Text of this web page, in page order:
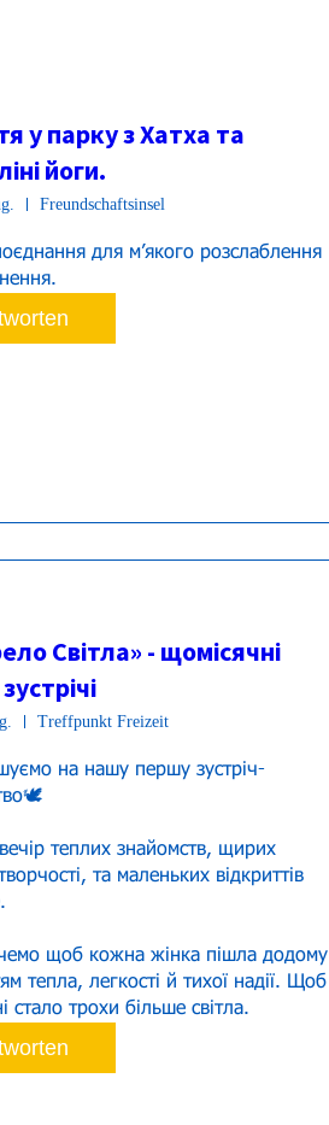
у парку з Хатха та
йоги.
Freundschaftsinsel
для мʼякого розслаблення
Світла» - щомісячні
Treffpunkt Freizeit
на нашу першу зустріч-
теплих знайомств, щирих
та маленьких відкриттів
щоб кожна жінка пішла додому
тепла, легкості й тихої надії. Щоб
стало трохи більше світла.